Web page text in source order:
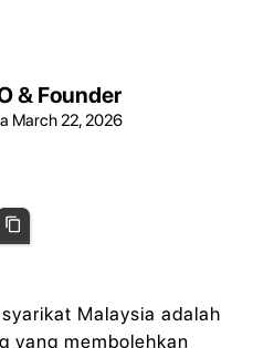
& Founder
March 22, 2026
Telegram
Malaysia adalah
yang membolehkan